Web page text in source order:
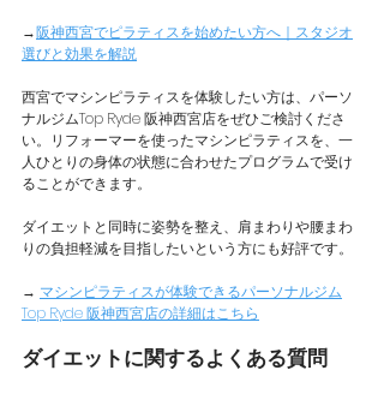
→阪神西宮でピラティスを始めたい方へ｜スタジオ
選びと効果を解説
西宮でマシンピラティスを体験したい方は、パーソ
ナルジムTop Ryde 阪神西宮店をぜひご検討くださ
い。リフォーマーを使ったマシンピラティスを、一
人ひとりの身体の状態に合わせたプログラムで受け
ることができます。
ダイエットと同時に姿勢を整え、肩まわりや腰まわ
りの負担軽減を目指したいという方にも好評です。
→ マシンピラティスが体験できるパーソナルジム
Top Ryde 阪神西宮店の詳細はこちら
ダイエットに関するよくある質問